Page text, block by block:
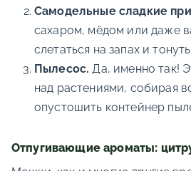
Самодельные сладкие
сахаром, мёдом или даже
слетаться на запах и
Пылесос. Да, именно так!
над растениями, собирая
опустошить контейнер
Отпугивающие ароматы: